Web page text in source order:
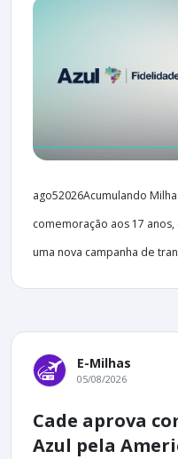
ago52026Acumulando
comemoração aos 17
uma nova campanha de
E-Milhas
05/08/2026
Cade aprova
Azul pela